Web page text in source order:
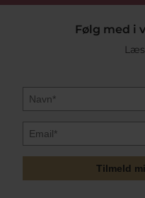
Følg med i
Tilmeld